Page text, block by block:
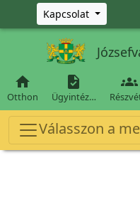
Ugrás a fő tartalomra
Kapcsolat

Otthon

Ügyintéz…

Válasszon a